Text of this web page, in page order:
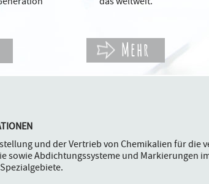
Mehr
und der Vertrieb von Chemikalien für die
sowie Abdichtungssysteme und Markierungen